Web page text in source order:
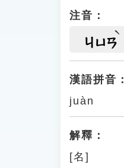
注音：
ㄐㄩㄢ
漢語拼音：
juàn
解釋：
[名]